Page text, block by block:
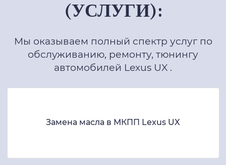
(УСЛУГИ):
Мы оказываем полный спектр услуг по
обслуживанию, ремонту, тюнингу
автомобилей Lexus UX .
Замена масла в МКПП Lexus UX